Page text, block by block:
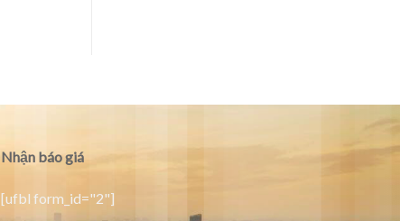
Nhận báo giá
[ufbl form_id="2"]